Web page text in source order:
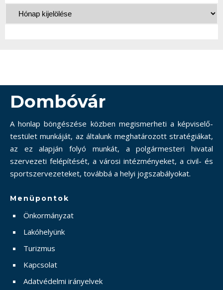
Dombóvár
A honlap böngészése közben megismerheti a képviselő-
testület munkáját, az általunk meghatározott stratégiákat,
az ez alapján folyó munkát, a polgármesteri hivatal
szervezeti felépítését, a városi intézményeket, a civil- és
sportszervezeteket, továbbá a helyi jogszabályokat.
Menüpontok
Önkormányzat
Lakóhelyünk
Turizmus
Kapcsolat
Adatvédelmi irányelvek